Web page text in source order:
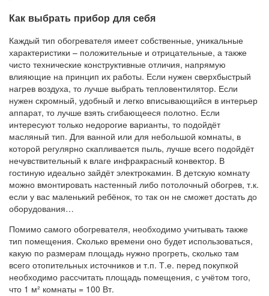
Как выбрать прибор для себя
Каждый тип обогревателя имеет собственные, уникальные
характеристики – положительные и отрицательные, а также
чисто технические конструктивные отличия, напрямую
влияющие на принцип их работы. Если нужен сверхбыстрый
нагрев воздуха, то лучше выбрать тепловентилятор. Если
нужен скромный, удобный и легко вписывающийся в интерьер
аппарат, то лучше взять сгибающееся полотно. Если
интересуют только недорогие варианты, то подойдёт
масляный тип. Для ванной или для небольшой комнаты, в
которой регулярно скапливается пыль, лучше всего подойдёт
нечувствительный к влаге инфракрасный конвектор. В
гостиную идеально зайдёт электрокамин. В детскую комнату
можно вмонтировать настенный либо потолочный обогрев, т.к.
если у вас маленький ребёнок, то так он не сможет достать до
оборудования…
Помимо самого обогревателя, необходимо учитывать также
тип помещения. Сколько времени оно будет использоваться,
какую по размерам площадь нужно прогреть, сколько там
всего отопительных источников и т.п. Т.е. перед покупкой
необходимо рассчитать площадь помещения, с учётом того,
что 1 м² комнаты = 100 Вт.